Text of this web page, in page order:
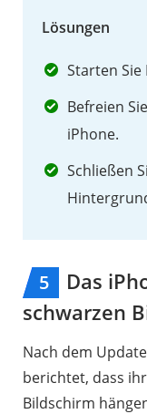
Lösungen
Starten Sie
Befreien
iPhone.
Schließen
5
Das
schwarzen
Nach dem
berichtet, dass
Bildschirm